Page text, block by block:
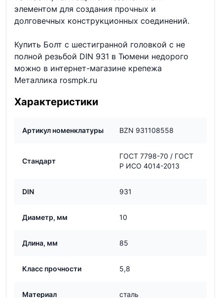
элементом для создания прочных и
долговечных конструкционных соединений.
Купить Болт с шестигранной головкой с не
полной резьбой DIN 931 в Тюмени недорого
можно в интернет-магазине крепежа
Металлика rosmpk.ru
Характеристики
Артикул номенклатуры BZN 931108558
Стандарт
ГОСТ 7798-70 / ГОСТ
Р ИСО 4014-2013
DIN 931
Диаметр, мм 10
Длина, мм 85
Класс прочности 5,8
Материал сталь